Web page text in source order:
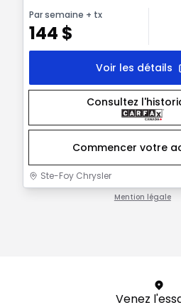
Par semaine + tx
144 $
Voir les détails
Consultez
Commencer votre
Ste-Foy Chrysler
Mention légale
Venez